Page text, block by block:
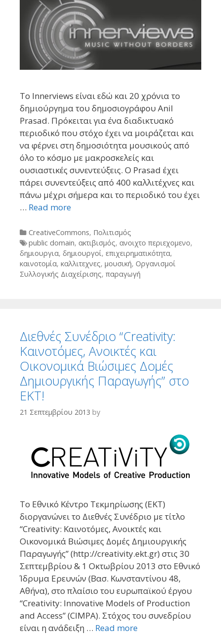
To Innerviews είναι εδώ και 20 χρόνια το
δημιούργημα του δημοσιογράφου Anil
Prasad. Πρόκειται για ένα διαδικτυακό
περιοδικό που στόχο έχει να μοιράζεται και
να φέρνει στη δημοσιότητα μουσικούς από
όλο το κόσμο με μακροσκελείς και
ουσιαστικές συνεντεύξεις. Ο Prasad έχει
πάρει συνεντεύξεις από 400 καλλιτέχνες και
πάνω μέχρι σήμερα και το περιοδικό του έχει
… Read more
Categories
CreativeCommons, Πολιτισμός
Tags
public domain, ακτιβισμός, ανοιχτο περιεχομενο,
δημιουργια, δημιουργοί, επιχειρηματικότητα,
καινοτομία, καλλιτεχνες, μουσική, Οργανισμοί
Συλλογικής Διαχείρισης, παραγωγή
Διεθνές Συνέδριο “Creativity:
Καινοτόμες, Ανοικτές και
Οικονομικά Βιώσιμες Δομές
Δημιουργικής Παραγωγής” στο
ΕΚΤ!
21 Σεπτεμβρίου 2013 by
Το Εθνικό Κέντρο Τεκμηρίωσης (ΕΚΤ)
διοργανώνει το Διεθνές Συνέδριο με τίτλο
“Creativity: Καινοτόμες, Ανοικτές και
Οικονομικά Βιώσιμες Δομές Δημιουργικής
Παραγωγής” (http://creativity.ekt.gr) στις 30
Σεπτεμβρίου & 1 Οκτωβρίου 2013 στο Εθνικό
Ίδρυμα Ερευνών (Βασ. Κωνσταντίνου 48,
Αθήνα), στο πλαίσιο του ευρωπαϊκού έργου
“Creativity: Innovative Models of Production
and Access” (CIMPA). Στόχος του συνεδρίου
είναι η ανάδειξη … Read more